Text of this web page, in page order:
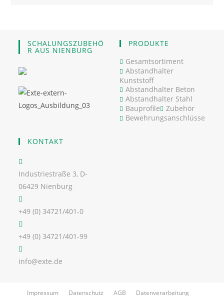
SCHALUNGSZUBEHÖ
R AUS NIENBURG
PRODUKTE
Gesamtsortiment
Abstandhalter
Kunststoff
Abstandhalter Beton
Abstandhalter Stahl
Bauprofile
Zubehör
Bewehrungsanschlüsse
KONTAKT
Industriestraße 3, D-
06429 Nienburg
+49 (0) 34721/401-0
+49 (0) 34721/401-99
info@exte.de
Impressum Datenschutz AGB Datenverarbeitung